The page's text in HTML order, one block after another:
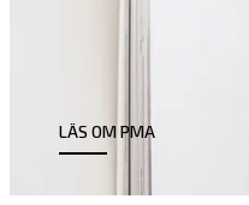
LÄS OM PMA